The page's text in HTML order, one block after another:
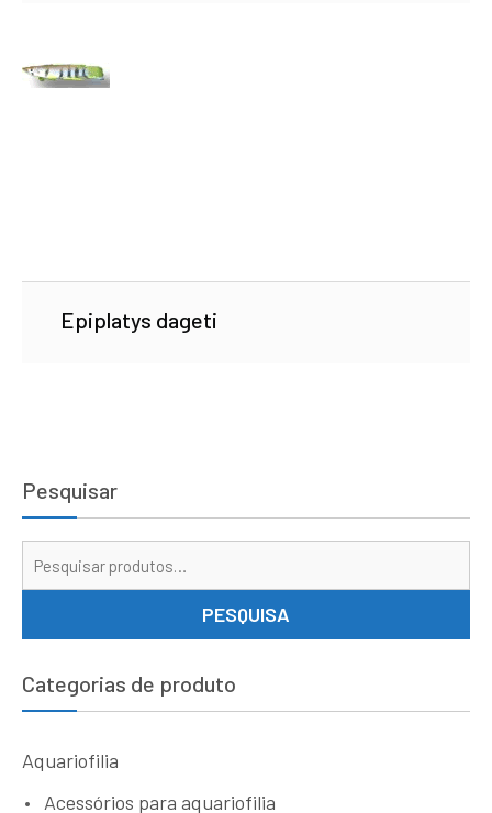
Epiplatys dageti
Pesquisar
PESQUISA
Categorias de produto
Aquariofilia
Acessórios para aquariofilia